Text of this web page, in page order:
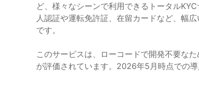
ど、様々なシーンで利用できるトータル
人認証や運転免許証、在留カードなど、幅
です。
このサービスは、ローコードで開発不要な
が評価されています。2026年5月時点での